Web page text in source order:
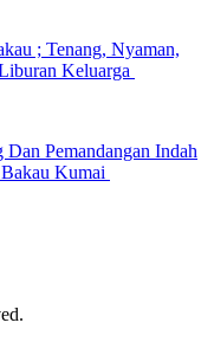
; Tenang, Nyaman,
Keluarga
Pemandangan Indah
Kumai